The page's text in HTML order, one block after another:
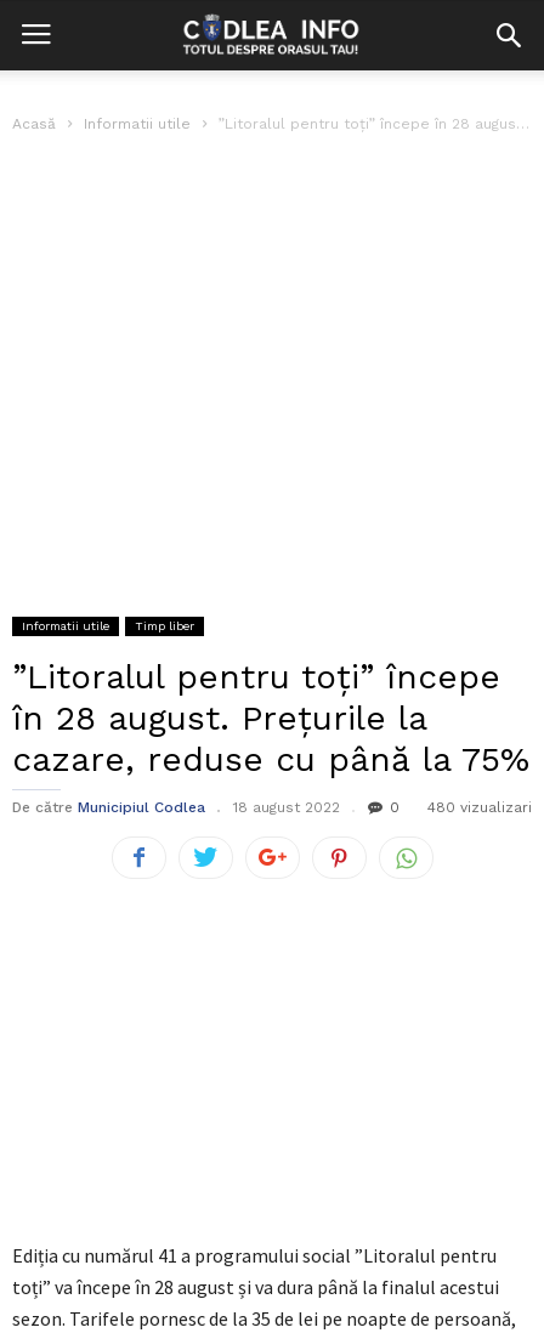
Acasă Informatii utile ”Litoralul pentru toți” începe în 28 august. Prețurile la cazare, reduse cu...
Informatii utile Timp liber
”Litoralul pentru toți” începe
în 28 august. Prețurile la
cazare, reduse cu până la 75%
De către Municipiul Codlea 18 august 2022 0 480 vizualizari
Ediția cu numărul 41 a programului social ”Litoralul pentru
toți” va începe în 28 august și va dura până la finalul acestui
sezon. Tarifele pornesc de la 35 de lei pe noapte de persoană,